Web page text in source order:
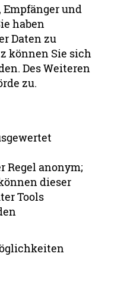
und
haben
Daten zu
können Sie sich
Des Weiteren
zu.
Regel anonym;
dieser
Tools